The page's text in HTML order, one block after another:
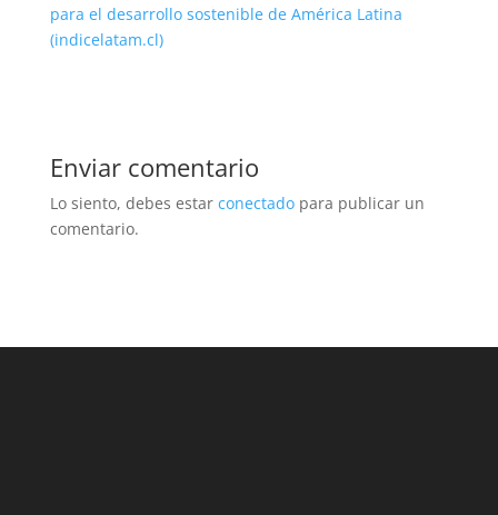
para el desarrollo sostenible de América Latina
(indicelatam.cl)
Enviar comentario
Lo siento, debes estar conectadopara publicar un
comentario.